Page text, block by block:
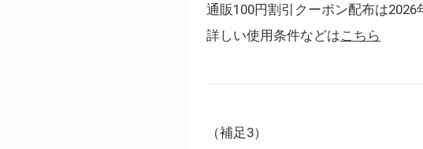
通販100円割引クーポン配布は2026
詳しい使用条件などはこちら
（補足3）